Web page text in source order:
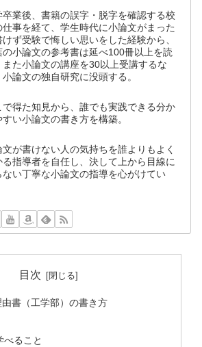
卒業後、書籍の誤字・脱字を確認する校
仕事を経て、学生時代に小論文がまった
けず受験で悔しい思いをした経験から、
の小論文の参考書は延べ100冊以上を読
また小論文の講座を30以上受講するな
小論文の独自研究に没頭する。
で得た知見から、誰でも実践できる分か
すい小論文の書き方を構築。
文が書けない人の気持ちを誰よりもよく
る指導者を自任し、決して上から目線に
ない丁寧な小論文の指導を心がけてい
目次
書（工学部）の書き方
べること